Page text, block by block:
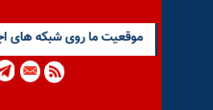
موقعيت ما روى شبكه هاى